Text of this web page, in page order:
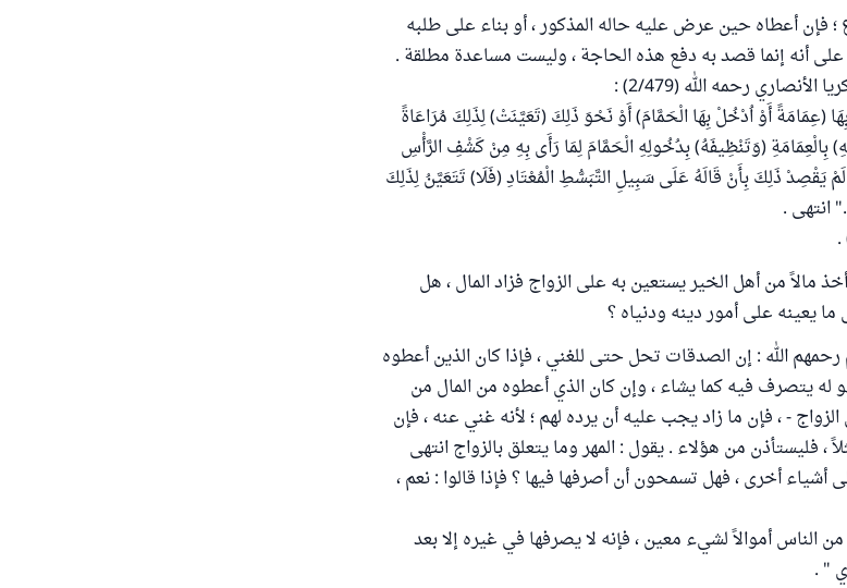
فإن أعطاه حين عرض عليه حاله المذكور ، أو بناء على طلبه
أنه إنما قصد به دفع هذه الحاجة ، وليست مساعدة مطلقة .
رحمه الله (2/479) :
(عِمَامَةً أَوْ اُدْخُلْ بِهَا الْحَمَّامَ) أَوْ نَحْوَ ذَلِكَ (تَعَيَّنَتْ) لِذَلِكَ مُرَاعَاةً
(وَتَنْظِيفَهُ) بِدُخُولِهِ الْحَمَّامَ لِمَا رَأَى بِهِ مِنْ كَشْفِ الرَّأْسِ
ذَلِكَ بِأَنْ قَالَهُ عَلَى سَبِيلِ التَّبَسُّطِ الْمُعْتَادِ (فَلَا) تَتَعَيَّنُ لِذَلِكَ
انتهى .
)
مالاً من أهل الخير يستعين به على الزواج فزاد المال ، هل
يعينه على أمور دينه ودنياه ؟
الله : إن الصدقات تحل حتى للغني ، فإذا كان الذين أعطوه
له يتصرف فيه كما يشاء ، وإن كان الذي أعطوه من المال من
- ، فإن ما زاد يجب عليه أن يرده لهم ؛ لأنه غني عنه ، فإن
فليستأذن من هؤلاء . يقول : المهر وما يتعلق بالزواج انتهى
أخرى ، فهل تسمحون أن أصرفها فيها ؟ فإذا قالوا : نعم ،
الناس أموالاً لشيء معين ، فإنه لا يصرفها في غيره إلا بعد
" .